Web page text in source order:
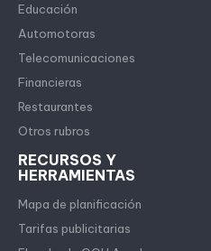
Educación
Automotoras
Telecomunicaciones
Financieras
Restaurantes
Otros rubros
RECURSOS Y
HERRAMIENTAS
Mapa de planificación
Tarifas publicitarias